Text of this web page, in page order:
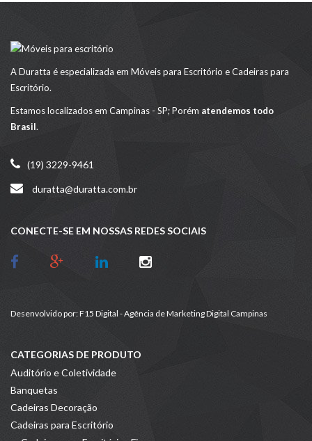
A Duratta é especializada em Móveis para Escritório e Cadeiras para
Escritório.
Estamos localizados em Campinas - SP; Porém atendemos todo
Brasil.
(19) 3229-9461
duratta@duratta.com.br
CONECTE-SE EM NOSSAS REDES SOCIAIS
Desenvolvido por:F15 Digital - Agência de Marketing Digital Campinas
CATEGORIAS DE PRODUTO
Auditório e Coletividade
Banquetas
Cadeiras Decoração
Cadeiras para Escritório